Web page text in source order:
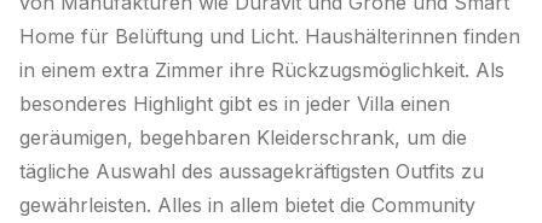
Home für Belüftung und Licht. Haushälterinnen finden
in einem extra Zimmer ihre Rückzugsmöglichkeit. Als
besonderes Highlight gibt es in jeder Villa einen
geräumigen, begehbaren Kleiderschrank, um die
tägliche Auswahl des aussagekräftigsten Outfits zu
gewährleisten. Alles in allem bietet die Community